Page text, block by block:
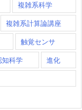
複雑系科学
複雑系計算論講座
触覚センサ
知科学 進化